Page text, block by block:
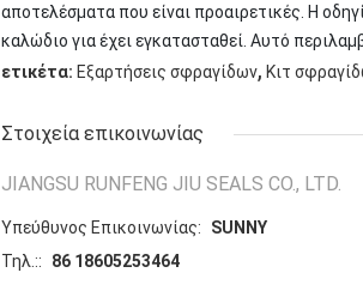
αποτελέσματα που είναι προαιρετικές. Η
καλώδιο για έχει εγκατασταθεί. Αυτό
ετικέτα: Εξαρτήσεις σφραγίδων, Κιτ
Στοιχεία επικοινωνίας
JIANGSU RUNFENG JIU SEALS CO., LTD.
Υπεύθυνος Επικοινωνίας:
SUNNY
Τηλ.::
86 18605253464